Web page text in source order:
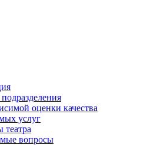
оценки качества
услуг
театра
вопросы